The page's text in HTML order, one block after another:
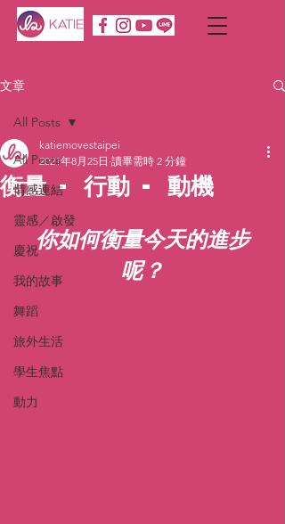
文章
All Posts
情感連結
靈感／啟發
慶祝
我的故事
舞蹈
旅外生活
學生焦點
動力
All Posts
衡量 - 行動 - 動機
katiemovestaipei
2021年8月25日 讀畢需時 2 分鐘
你如何衡量今天的進步
呢？